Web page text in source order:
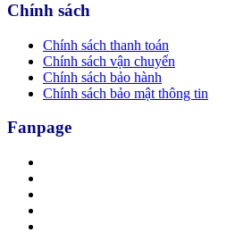
Chính sách
Chính sách thanh toán
Chính sách vận chuyển
Chính sách bảo hành
Chính sách bảo mật thông tin
Fanpage